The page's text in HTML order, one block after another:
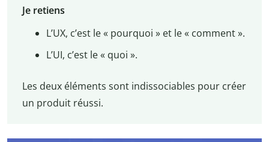
Je retiens
L’UX, c’est le « pourquoi » et le « comment ».
L’UI, c’est le « quoi ».
Les deux éléments sont indissociables pour créer
un produit réussi.